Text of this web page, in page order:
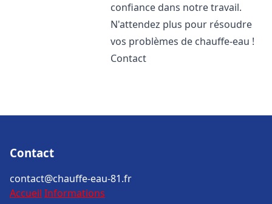
confiance dans notre travail.
N'attendez plus pour résoudre
vos problèmes de chauffe-eau !
Contact
Contact
contact@chauffe-eau-81.fr
Accueil Informations